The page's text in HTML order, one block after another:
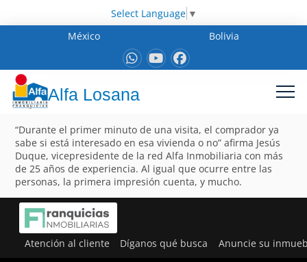
Select Language ▼
México
Bolivia
Alfa Losana
“Durante el primer minuto de una visita, el comprador ya
sabe si está interesado en esa vivienda o no” afirma Jesús
Duque, vicepresidente de la red Alfa Inmobiliaria con más
de 25 años de experiencia. Al igual que ocurre entre las
personas, la primera impresión cuenta, y mucho.
Atención al cliente Díganos qué busca Anuncie su